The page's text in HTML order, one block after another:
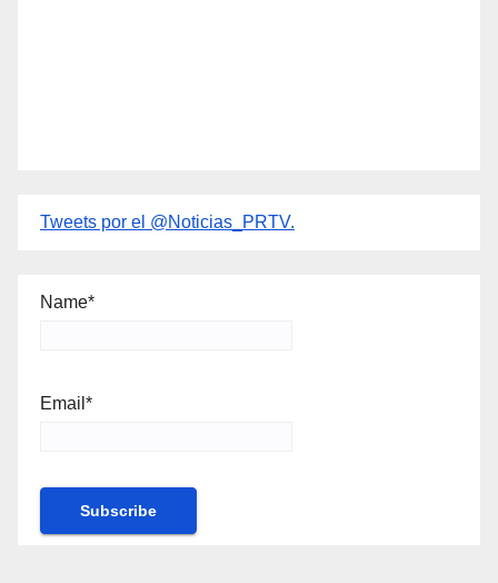
Tweets por el @Noticias_PRTV.
Name*
Email*